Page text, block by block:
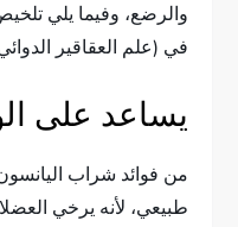
والرضع، وفيما يلي
في (علم العقاقير
يساعد على
من فوائد شراب
طبيعي، لأنه يرخي